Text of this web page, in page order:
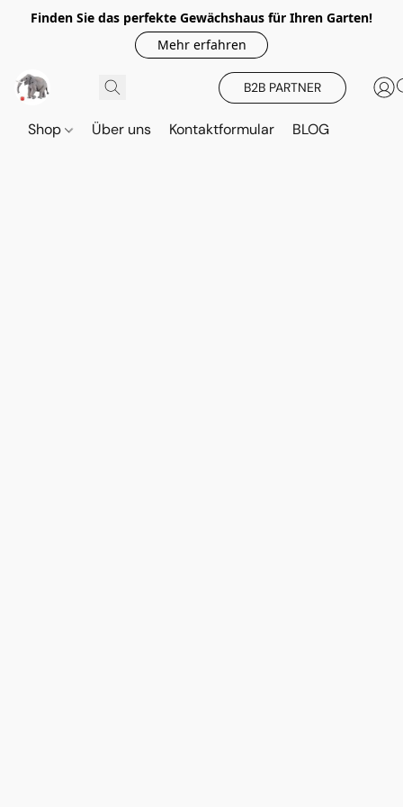
Finden Sie das perfekte Gewächshaus für Ihren Garten!
Mehr erfahren
B2B PARTNER
Shop Über uns Kontaktformular BLOG